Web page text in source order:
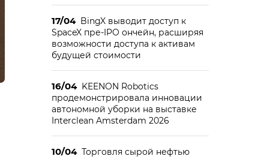
17/04 BingX выводит доступ к
SpaceX пре-IPO ончейн, расширяя
возможности доступа к активам
будущей стоимости
16/04 KEENON Robotics
продемонстрировала инновации
автономной уборки на выставке
Interclean Amsterdam 2026
10/04 Торговля сырой нефтью